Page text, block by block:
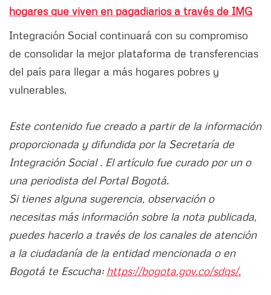
hogares que viven en pagadiarios a través de IMG
Integración Social continuará con su compromiso
de consolidar la mejor plataforma de transferencias
del país para llegar a más hogares pobres y
vulnerables.
Este contenido fue creado a partir de la información
proporcionada y difundida por la Secretaría de
Integración Social . El artículo fue curado por un o
una periodista del Portal Bogotá.
Si tienes alguna sugerencia, observación o
necesitas más información sobre la nota publicada,
puedes hacerlo a través de los canales de atención
a la ciudadanía de la entidad mencionada o en
Bogotá te Escucha: https://bogota.gov.co/sdqs/.